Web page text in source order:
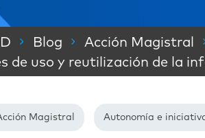
Blog
Acción Magistral
de uso y reutilización de la
Magistral Autonomía e